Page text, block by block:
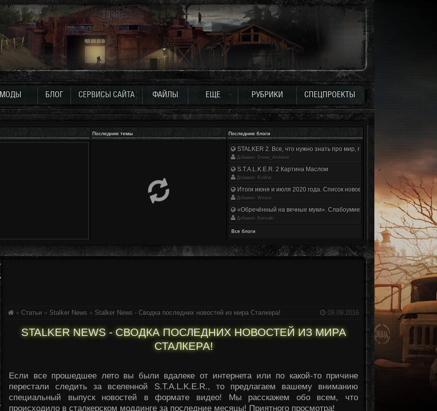
МОДЫ БЛОГ СЕРВИСЫ САЙТА ФАЙЛЫ ЕЩЕ РУБРИКИ СПЕЦПРОЕКТЫ
Последние темы Последние блоги
STALKER 2. Все, что нужно знать про мир, геймплей и сюжет | Разбор
Добавил: Drone_Ambient
S.T.A.L.K.E.R. 2 Картина Маслом
Добавил: RuWar
Итоги июня и июля 2020 года. Список нововведений
Добавил: Winsor
«Обречённый на вечные муки». Слабоумие и отвага
Добавил: Kanzaki
Все блоги
09.09.2016
» Статьи » Stalker News » Stalker News - Сводка последних новостей из мира Сталкера!
STALKER NEWS - СВОДКА ПОСЛЕДНИХ НОВОСТЕЙ ИЗ МИРА
СТАЛКЕРА!
Если все прошедшее лето вы были вдалеке от интернета или по какой-то причине
перестали следить за вселенной S.T.A.L.K.E.R., то предлагаем вашему вниманию
специальный выпуск новостей в формате видео! Мы расскажем обо всем, что
происходило в сталкерском моддинге за последние месяцы! Приятного просмотра!